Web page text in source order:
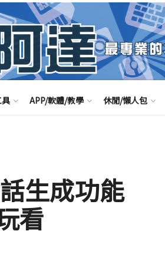
APP/軟體/教學 休閒/懶人包
生成功能
看